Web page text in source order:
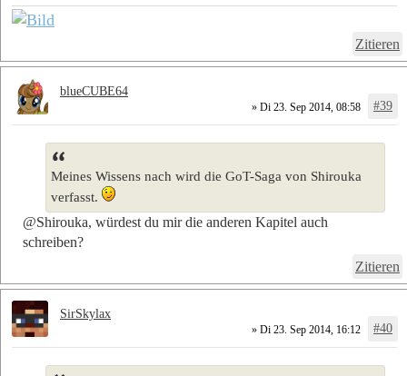
Zitieren
» Di 23. Sep 2014, 08:58 #39
Meines Wissens nach wird die GoT-Saga von Shirouka
verfasst.
@Shirouka, würdest du mir die anderen Kapitel auch
schreiben?
Zitieren
blueCUBE64
» Di 23. Sep 2014, 16:12 #40
SirSkylax